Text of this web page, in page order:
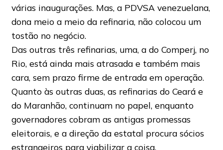
várias inaugurações. Mas, a PDVSA venezuelana,
dona meio a meio da refinaria, não colocou um
tostão no negócio.
Das outras três refinarias, uma, a do Comperj, no
Rio, está ainda mais atrasada e também mais
cara, sem prazo firme de entrada em operação.
Quanto às outras duas, as refinarias do Ceará e
do Maranhão, continuam no papel, enquanto
governadores cobram as antigas promessas
eleitorais, e a direção da estatal procura sócios
estrangeiros para viabilizar a coisa.